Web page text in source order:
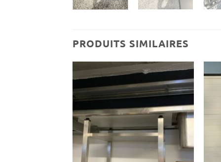
PRODUITS SIMILAIRES
Ajouter
à ma